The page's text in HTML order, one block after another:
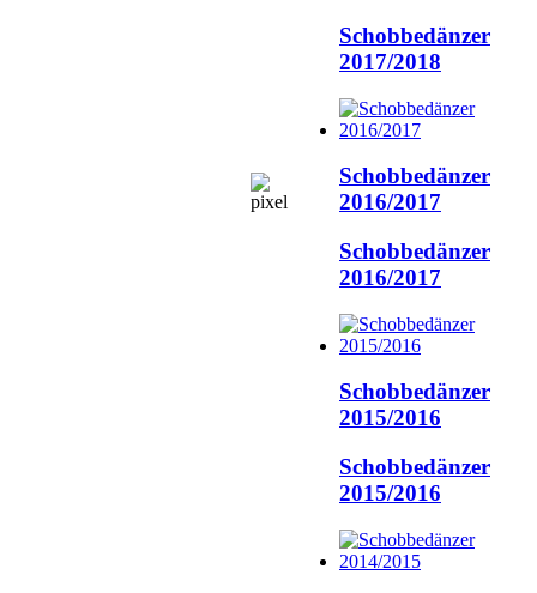
Schobbedänzer
2017/2018
Schobbedänzer
2016/2017
Schobbedänzer
2016/2017
Schobbedänzer
2015/2016
Schobbedänzer
2015/2016